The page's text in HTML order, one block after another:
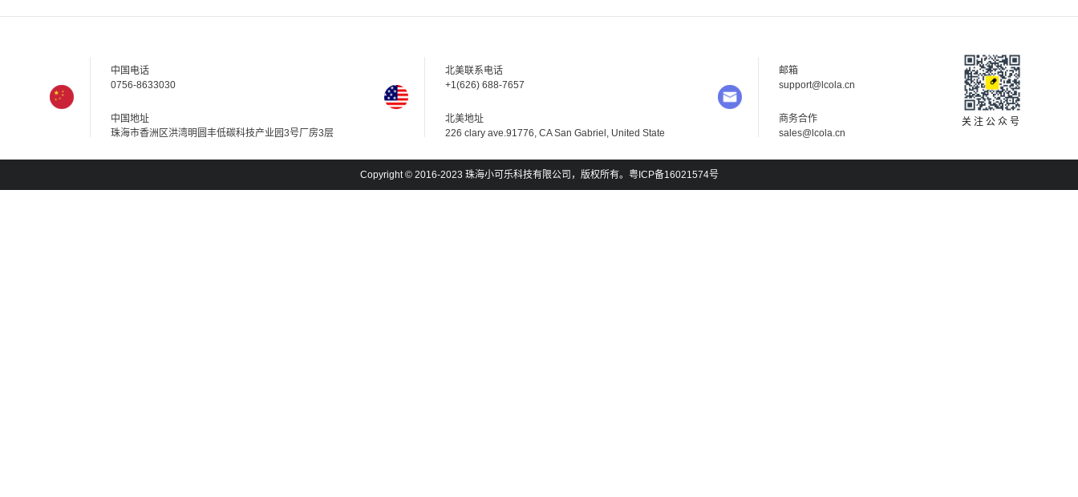
中国电话
0756-8633030
中国地址
珠海市香洲区洪湾明圆丰低碳科技产业园3号厂房3层
北美联系电话
+1(626) 688-7657
北美地址
226 clary ave.91776, CA San Gabriel, United State
邮箱
support@lcola.cn
商务合作
sales@ lco la.cn
关注公众号
Copyright © 2016-2023 珠海小可乐科技有限公司，版权所有。粤ICP备16021574号